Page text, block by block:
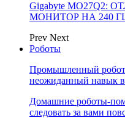
Gigabyte MO27Q2:
МОНИТОР НА 240
Prev Next
Роботы
Промышленный робот
неожиданный навык
Домашние роботы-
следовать за вами